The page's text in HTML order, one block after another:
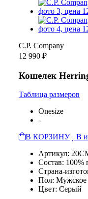
C.P. Company
12 990 ₽
Кошелек
Таблица размеров
Onesize
-
В КОРЗИНУ
В
Артикул:
Состав: 100%
Страна-
Пол: Мужское
Цвет: Серый